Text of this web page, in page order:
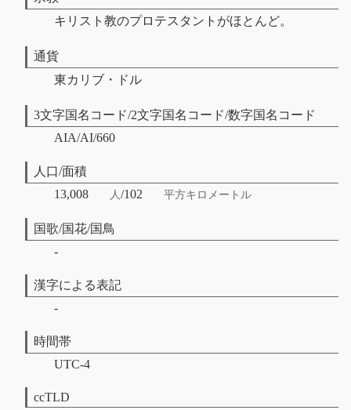
キリスト教のプロテスタントがほとんど。
通貨
東カリブ・ドル
3文字国名コード/2文字国名コード/数字国名コード
AIA/AI/660
人口/面積
13,008
人 /102 平方キロメートル
国歌/国花/国鳥
-
漢字による表記
-
時間帯
UTC-4
ccTLD